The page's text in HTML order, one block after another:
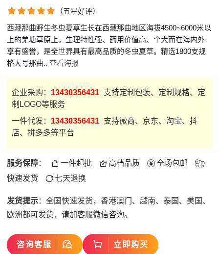
（五星好评）
西藏那曲野生冬虫夏草生长在西藏那曲地区海拔4500~6000米以
上的羌塘草原上，生理特性强、药用价值高、个大而在海内外
享有盛誉，是全世界具有最高品质的冬虫夏草。精选1800支规
格大号那曲..查看海报
企业采购： 13430356431 支持定制包装、定制规格、定
制LOGO等服务
一件代发： 13430356431 支持微商、京东、淘宝、抖
店、拼多多等平台
服务保障： 一件起批 高档品质
全场包邮
快速发货
七天退换
发货提示：全国快速发货，香港澳门、越南、泰国、美国、
欧洲都可发货，请加客服微信咨询。
咨询客服 立即购买